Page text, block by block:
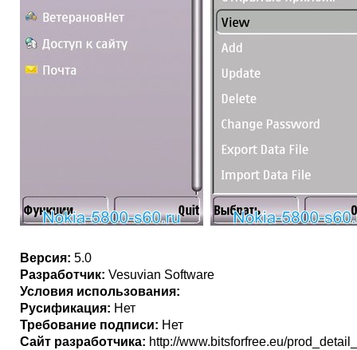
Версия: 5.0
Разработчик: Vesuvian Software
Условия использования:
Русификация: Нет
Требование подписи: Нет
Сайт разработчика: http://www.bitsforfree.eu/